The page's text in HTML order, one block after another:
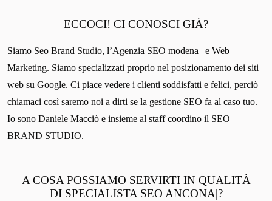
ECCOCI! CI CONOSCI GIÀ?
Siamo Seo Brand Studio, l’Agenzia SEO modena | e Web
Marketing. Siamo specializzati proprio nel posizionamento dei siti
web su Google. Ci piace vedere i clienti soddisfatti e felici, perciò
chiamaci così saremo noi a dirti se la gestione SEO fa al caso tuo.
Io sono Daniele Macciò e insieme al staff coordino il SEO
BRAND STUDIO.
A COSA POSSIAMO SERVIRTI IN QUALITÀ
DI SPECIALISTA SEO ANCONA|?